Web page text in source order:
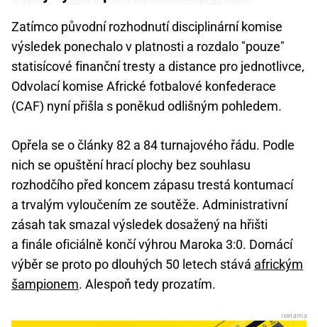
Zatímco původní rozhodnutí disciplinární komise
výsledek ponechalo v platnosti a rozdalo "pouze"
statisícové finanční tresty a distance pro jednotlivce,
Odvolací komise Africké fotbalové konfederace
(CAF) nyní přišla s poněkud odlišným pohledem.
Opřela se o články 82 a 84 turnajového řádu. Podle
nich se opuštění hrací plochy bez souhlasu
rozhodčího před koncem zápasu trestá kontumací
a trvalým vyloučením ze soutěže. Administrativní
zásah tak smazal výsledek dosažený na hřišti
a finále oficiálně končí výhrou Maroka 3:0. Domácí
výběr se proto po dlouhých 50 letech stává africkým
šampionem. Alespoň tedy prozatím.